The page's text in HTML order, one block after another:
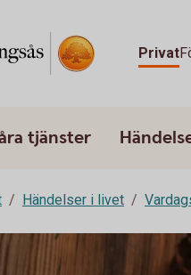
Privat
tjänster
Händelser i livet